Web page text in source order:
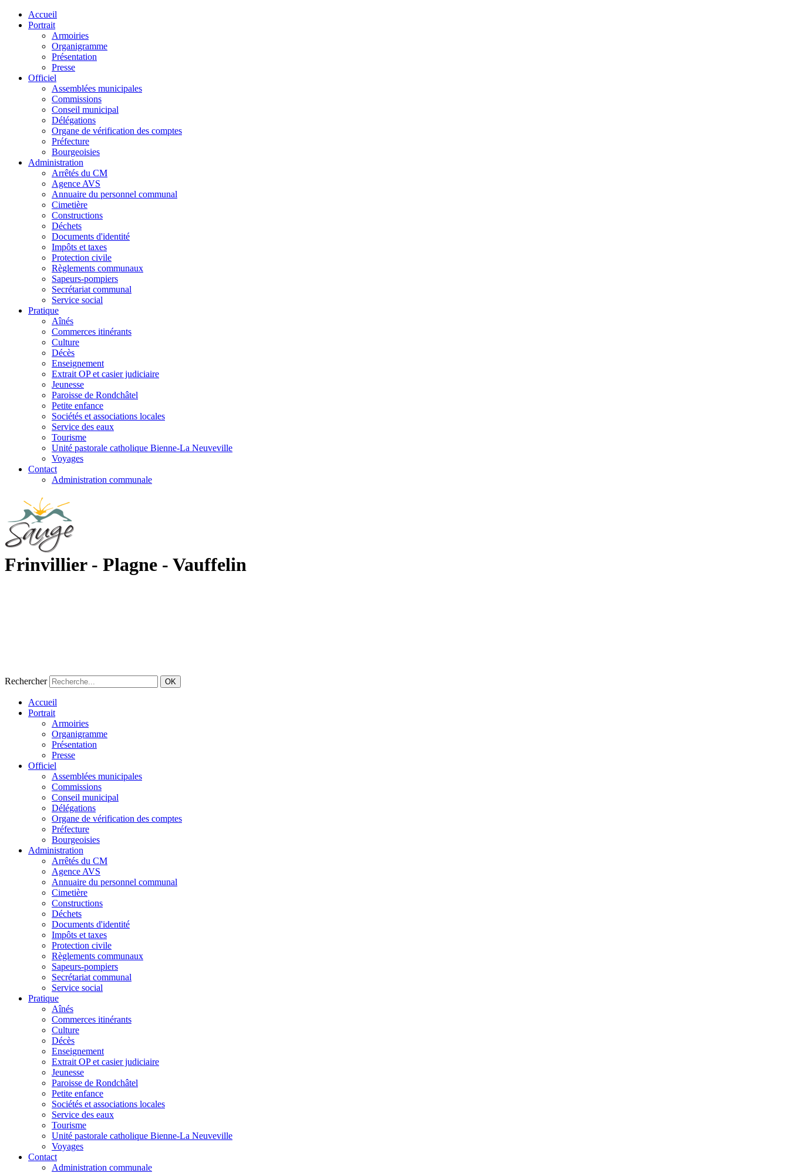
Accueil
Portrait
Armoiries
Organigramme
Présentation
Presse
Officiel
Assemblées municipales
Commissions
Conseil municipal
Délégations
Organe de vérification des comptes
Préfecture
Bourgeoisies
Administration
Arrêtés du CM
Agence AVS
Annuaire du personnel communal
Cimetière
Constructions
Déchets
Documents d'identité
Impôts et taxes
Protection civile
Règlements communaux
Sapeurs-pompiers
Secrétariat communal
Service social
Pratique
Aînés
Commerces itinérants
Culture
Décès
Enseignement
Extrait OP et casier judiciaire
Jeunesse
Paroisse de Rondchâtel
Petite enfance
Sociétés et associations locales
Service des eaux
Tourisme
Unité pastorale catholique Bienne-La Neuveville
Voyages
Contact
Administration communale
Frinvillier - Plagne - Vauffelin
Rechercher OK
Accueil
Portrait
Armoiries
Organigramme
Présentation
Presse
Officiel
Assemblées municipales
Commissions
Conseil municipal
Délégations
Organe de vérification des comptes
Préfecture
Bourgeoisies
Administration
Arrêtés du CM
Agence AVS
Annuaire du personnel communal
Cimetière
Constructions
Déchets
Documents d'identité
Impôts et taxes
Protection civile
Règlements communaux
Sapeurs-pompiers
Secrétariat communal
Service social
Pratique
Aînés
Commerces itinérants
Culture
Décès
Enseignement
Extrait OP et casier judiciaire
Jeunesse
Paroisse de Rondchâtel
Petite enfance
Sociétés et associations locales
Service des eaux
Tourisme
Unité pastorale catholique Bienne-La Neuveville
Voyages
Contact
Administration communale